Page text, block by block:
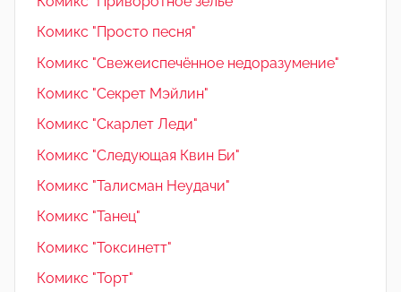
Комикс "Просто песня"
Комикс "Свежеиспечённое недоразумение"
Комикс "Секрет Мэйлин"
Комикс "Скарлет Леди"
Комикс "Следующая Квин Би"
Комикс "Талисман Неудачи"
Комикс "Танец"
Комикс "Токсинетт"
Комикс "Торт"